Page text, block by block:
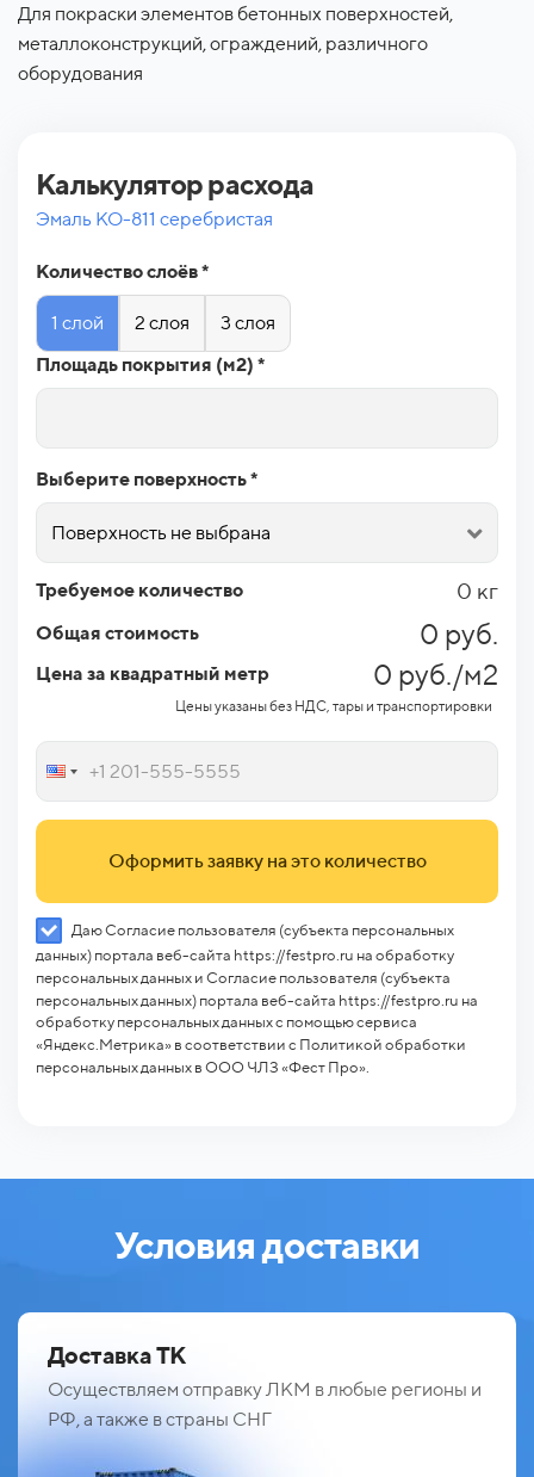
Для покраски элементов бетонных поверхностей,
металлоконструкций, ограждений, различного
оборудования
военная промышленность; металлоконструкции,
машиностроение; строительство; автомобильная
промышленность, вагоностроение, металлообработка,
машины и оборудование, дорожное строительство
на открытом воздухе, внутри помещений, при высоких
температурах
Калькулятор расхода
Эмаль КО-811 серебристая
Количество слоёв *
1 слой 2 слоя
3 слоя
Площадь покрытия (м2) *
Выберите поверхность *
Поверхность не выбрана
Требуемое количество 0 кг
Общая стоимость 0 руб.
Цена за квадратный метр 0 руб./м2
Цены указаны без НДС, тары и транспортировки
Оформить заявку на это количество
Даю Согласие пользователя (субъекта персональных
данных) портала веб-сайта https://festpro.ru на обработку
персональных данных и Согласие пользователя (субъекта
персональных данных) портала веб-сайта https://festpro.ru на
обработку персональных данных с помощью сервиса
«Яндекс.Метрика» в соответствии с Политикой обработки
персональных данных в ООО ЧЛЗ «Фест Про».
Условия доставки
Доставка ТК
Осуществляем отправку ЛКМ в любые регионы и
РФ, а также в страны СНГ